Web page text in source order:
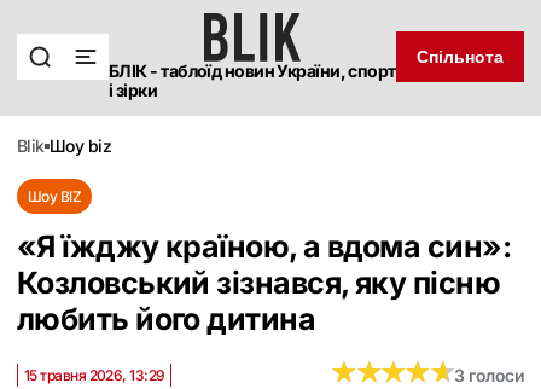
БЛІК - таблоїд новин України, спорт
і зірки
Спільнота
blik шоу biz
Шоу BIZ
«Я їжджу країною, а вдома син‎»:
Козловський зізнався, яку пісню
любить його дитина
15 травня 2026, 13:29 ★★★★★
★★★★★3 голоси